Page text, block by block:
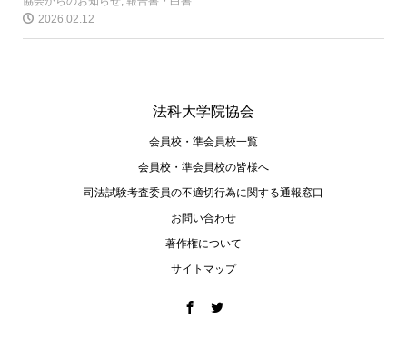
2026.02.12
法科大学院協会
会員校・準会員校一覧
会員校・準会員校の皆様へ
司法試験考査委員の不適切⾏為に関する通報窓⼝
お問い合わせ
著作権について
サイトマップ